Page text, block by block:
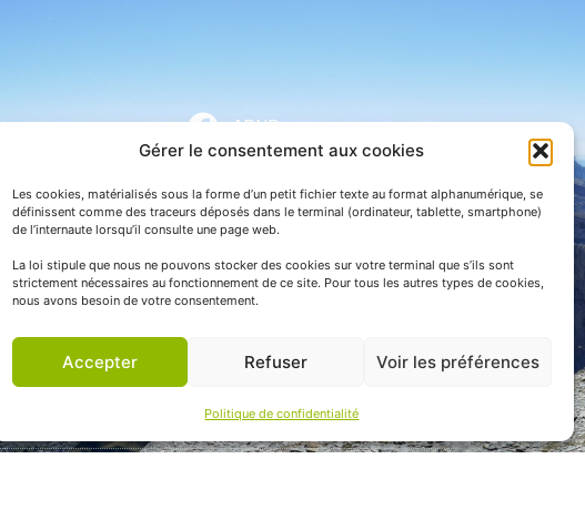
Gérer le consentement aux cookies
Les cookies, matérialisés sous la forme d’un petit fichier texte au format alphanumérique, se
définissent comme des traceurs déposés dans le terminal (ordinateur, tablette, smartphone)
de l’internaute lorsqu’il consulte une page web.
La loi stipule que nous ne pouvons stocker des cookies sur votre terminal que s’ils sont
strictement nécessaires au fonctionnement de ce site. Pour tous les autres types de cookies,
nous avons besoin de votre consentement.
Accepter Refuser Voir les préférences
Politique de confidentialité
APNP
Parc national des Pyrénées